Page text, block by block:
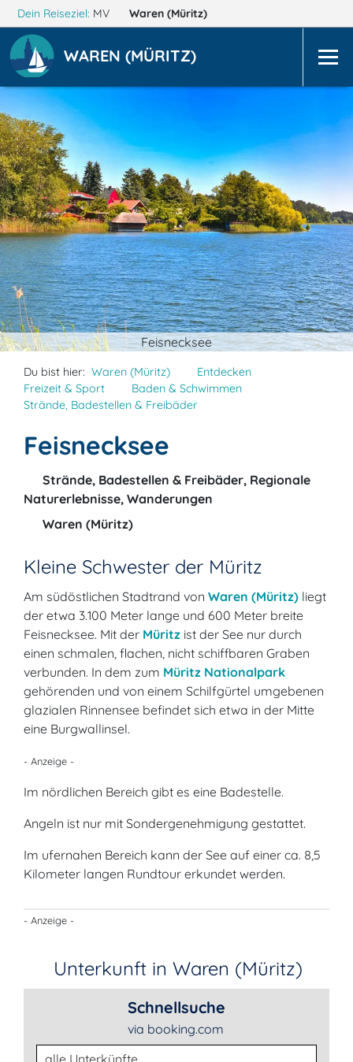
Dein Reiseziel: MV Waren (Müritz)
WAREN (MÜRITZ)
Feisnecksee
Du bist hier: Waren (Müritz)
Entdecken
Freizeit & Sport
Baden & Schwimmen
Strände, Badestellen & Freibäder
Feisnecksee
Strände, Badestellen & Freibäder, Regionale
Naturerlebnisse, Wanderungen
Waren (Müritz)
Kleine Schwester der Müritz
Am südöstlichen Stadtrand von Waren (Müritz) liegt
der etwa 3.100 Meter lange und 600 Meter breite
Feisnecksee. Mit der Müritz ist der See nur durch
einen schmalen, flachen, nicht schiffbaren Graben
verbunden. In dem zum Müritz Nationalpark
gehörenden und von einem Schilfgürtel umgebenen
glazialen Rinnensee befindet sich etwa in der Mitte
eine Burgwallinsel.
- Anzeige -
Im nördlichen Bereich gibt es eine Badestelle.
Angeln ist nur mit Sondergenehmigung gestattet.
Im ufernahen Bereich kann der See auf einer ca. 8,5
Kilometer langen Rundtour erkundet werden.
- Anzeige -
Unterkunft in Waren (Müritz)
Schnellsuche
via booking.com
Unterkunftsart